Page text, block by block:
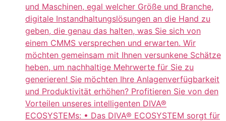
und Maschinen, egal welcher Größe und Branche,
digitale Instandhaltungslösungen an die Hand zu
geben, die genau das halten, was Sie sich von
einem CMMS versprechen und erwarten. Wir
möchten gemeinsam mit Ihnen versunkene Schätze
heben, um nachhaltige Mehrwerte für Sie zu
generieren! Sie möchten Ihre Anlagenverfügbarkeit
und Produktivität erhöhen? Profitieren Sie von den
Vorteilen unseres intelligenten DIVA®
ECOSYSTEMs: • Das DIVA® ECOSYSTEM sorgt für